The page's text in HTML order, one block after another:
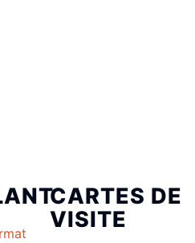
CARTES DE
VISITE